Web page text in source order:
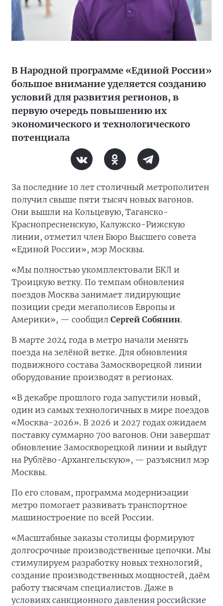
В Народной программе «Единой России»
большое внимание уделяется созданию
условий для развития регионов, в
первую очередь повышению их
экономического и технологического
потенциала
За последние 10 лет столичный метрополитен
получил свыше пяти тысяч новых вагонов.
Они вышли на Кольцевую, Таганско-
Краснопресненскую, Калужско-Рижскую
линии, отметил член Бюро Высшего совета
«Единой России», мэр Москвы.
«Мы полностью укомплектовали БКЛ и
Троицкую ветку. По темпам обновления
поездов Москва занимает лидирующие
позиции среди мегаполисов Европы и
Америки», — сообщил Сергей Собянин.
В марте 2024 года в метро начали менять
поезда на зелёной ветке. Для обновления
подвижного состава Замоскворецкой линии
оборудование производят в регионах.
«В декабре прошлого года запустили новый,
один из самых технологичных в мире поездов
«Москва-2026». В 2026 и 2027 годах ожидаем
поставку суммарно 700 вагонов. Они завершат
обновление Замоскворецкой линии и выйдут
на Рублёво-Архангельскую», — разъяснил мэр
Москвы.
По его словам, программа модернизации
метро помогает развивать транспортное
машиностроение по всей России.
«Масштабные заказы столицы формируют
долгосрочные производственные цепочки. Мы
стимулируем разработку новых технологий,
создание производственных мощностей, даём
работу тысячам специалистов. Даже в
условиях санкционного давления российские